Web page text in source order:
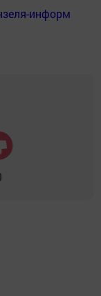
информ